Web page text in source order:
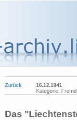
Zurück
16.12.1941
Kategorie:
Das